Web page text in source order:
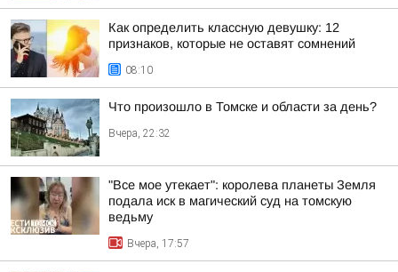
Как определить классную девушку: 12
признаков, которые не оставят сомнений
08:10
Что произошло в Томске и области за день?
Вчера, 22:32
"Все мое утекает": королева планеты Земля
подала иск в магический суд на томскую
ведьму
Вчера, 17:57